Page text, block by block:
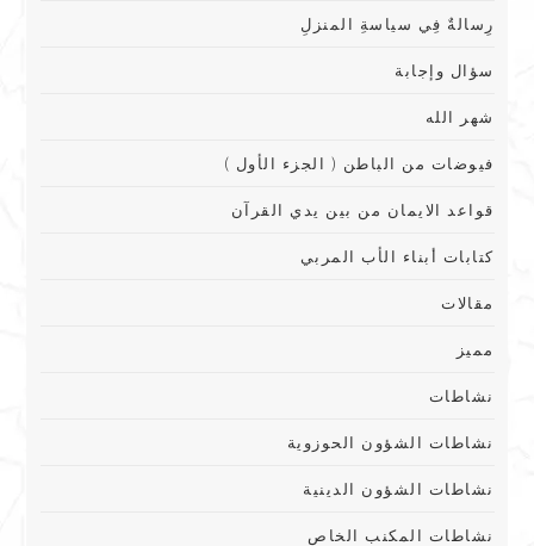
رِسالةٌ فِي سياسةِ المنزلِ
سؤال وإجابة
شهر الله
فيوضات من الباطن ( الجزء الأول )
قواعد الايمان من بين يدي القرآن
كتابات أبناء الأب المربي
مقالات
مميز
نشاطات
نشاطات الشؤون الحوزوية
نشاطات الشؤون الدينية
نشاطات المكنب الخاص